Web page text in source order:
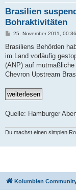
Brasilien
Bohraktivitäten
B
i
r
a
25. November 2011, 00:36
Brasiliens Behörden
im Land vorläufig
(ANP) auf
Chevron Upstream
Quelle: Hamburger
Du machst einen simplen
Kolumbien